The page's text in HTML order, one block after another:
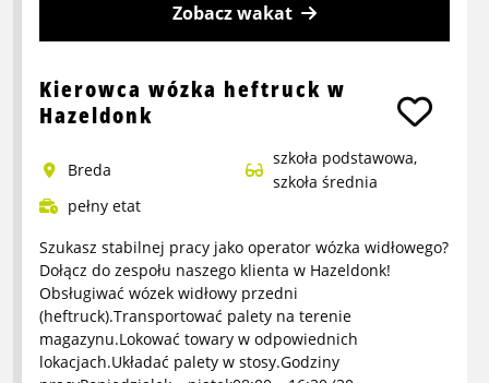
Zobacz wakat
info
about
wózka
reachtruck
w
Hazeldonk
Kierowca wózka heftruck w
Hazeldonk
Breda
szkoła podstawowa,
szkoła średnia
pełny etat
Szukasz stabilnej pracy jako operator wózka widłowego?
Dołącz do zespołu naszego klienta w Hazeldonk!
Obsługiwać wózek widłowy przedni
(heftruck).Transportować palety na terenie
magazynu.Lokować towary w odpowiednich
lokacjach.Układać palety w stosy.Godziny